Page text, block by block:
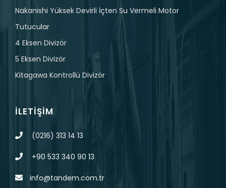
Nakanishi Yüksek Devirli İçten Su Vermeli Motor
Tutucular
4 Eksen Divizör
5 Eksen Divizör
Kitagawa Kontrollü Divizör
İLETIŞIM
(0216) 313 14 13
+90 533 340 90 13
info@tandem.com.tr